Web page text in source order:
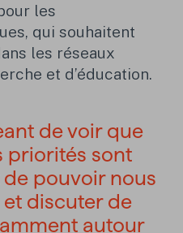
les
qui souhaitent
les réseaux
et d’éducation.
de voir que
priorités sont
de pouvoir nous
discuter de
autour